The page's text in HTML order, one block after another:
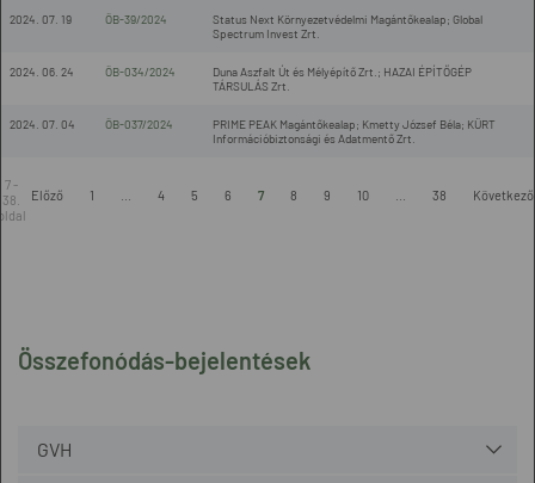
Összefonódás-bejelentések
GVH
2024. 07. 19 ÖB-39/2024
Status Next Környezetvédelmi Magántőkealap; Global
Spectrum Invest Zrt.
2024. 06. 24 ÖB-034/2024
Duna Aszfalt Út és Mélyépítő Zrt.; HAZAI ÉPÍTŐGÉP
TÁRSULÁS Zrt.
2024. 07. 04 ÖB-037/2024
PRIME PEAK Magántőkealap; Kmetty József Béla; KÜRT
Információbiztonsági és Adatmentő Zrt.
7 -
38.
Előző 1 4 5 6 7 8 9 10 38 Következő